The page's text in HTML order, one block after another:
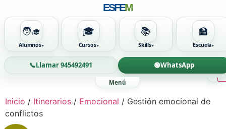
ESFEM
🧑‍🎓
Alumnos
🎓
Cursos
📚
Skills
🏫
Escuela
📞Llamar 945492491 🟢WhatsApp
Ir
Inicio / Itinerarios / Emocional / Gestión emocional de
conflictos